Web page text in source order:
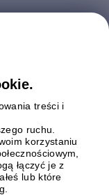
treści i
ruchu.
korzystaniu
łączyć je z
lub które